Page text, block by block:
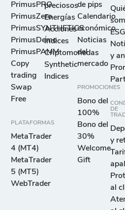
PrimusPRO
PrimusZero
PrimusSYNTHETICS
PrimusDemo
PrimusPAMM
Copy
trading
Swap
Free
PLATAFORMAS
MetaTrader
4 (MT4)
MetaTrader
5 (MT5)
WebTrader
preciosos
Energías
Acciones
Índices
Criptomonedas
Synthetic
Indices
de pips
Calendario
económico
Noticias
del
mercado
PROMOCIONES
Bono del
100%
Bono del
30%
Welcome
Gift
ESG
y
DE
y
al